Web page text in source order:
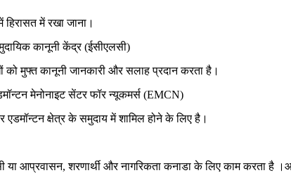
में रखा जाना।
कानूनी केंद्र (ईसीएलसी)
मुफ्त कानूनी जानकारी और सलाह प्रदान करता है।
मेनोनाइट सेंटर फॉर न्यूकमर्स (EMCN)
क्षेत्र के समुदाय में शामिल होने के लिए है।
या आप्रवासन, शरणार्थी और नागरिकता कनाडा के लिए काम करता है